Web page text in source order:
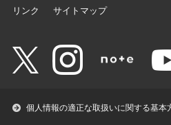
リンク サイトマップ
個人情報の適正な取扱いに関する基本